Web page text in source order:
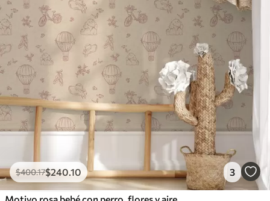
$400.17$240.10 3